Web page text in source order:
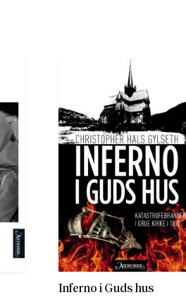
Inferno i Guds hus